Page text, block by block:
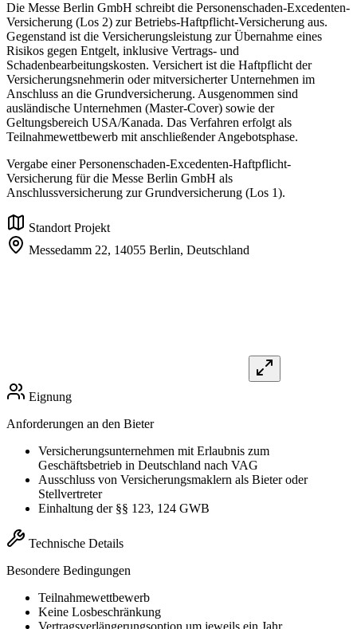
Die Messe Berlin GmbH schreibt die Personenschaden-Excedenten-
Versicherung (Los 2) zur Betriebs-Haftpflicht-Versicherung aus.
Gegenstand ist die Versicherungsleistung zur Übernahme eines
Risikos gegen Entgelt, inklusive Vertrags- und
Schadenbearbeitungskosten. Versichert ist die Haftpflicht der
Versicherungsnehmerin oder mitversicherter Unternehmen im
Anschluss an die Grundversicherung. Ausgenommen sind
ausländische Unternehmen (Master-Cover) sowie der
Geltungsbereich USA/Kanada. Das Verfahren erfolgt als
Teilnahmewettbewerb mit anschließender Angebotsphase.
Vergabe einer Personenschaden-Excedenten-Haftpflicht-
Versicherung für die Messe Berlin GmbH als
Anschlussversicherung zur Grundversicherung (Los 1).
Standort Projekt
Messedamm 22, 14055 Berlin, Deutschland
Eignung
Anforderungen an den Bieter
Versicherungsunternehmen mit Erlaubnis zum
Geschäftsbetrieb in Deutschland nach VAG
Ausschluss von Versicherungsmaklern als Bieter oder
Stellvertreter
Einhaltung der §§ 123, 124 GWB
Technische Details
Besondere Bedingungen
Teilnahmewettbewerb
Keine Losbeschränkung